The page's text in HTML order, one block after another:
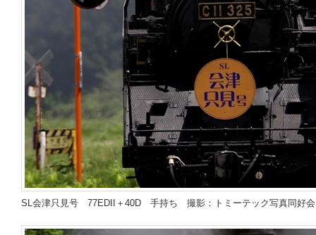
SL会津只見号 77EDII＋40D 手持ち 撮影：トミーテック写真同好